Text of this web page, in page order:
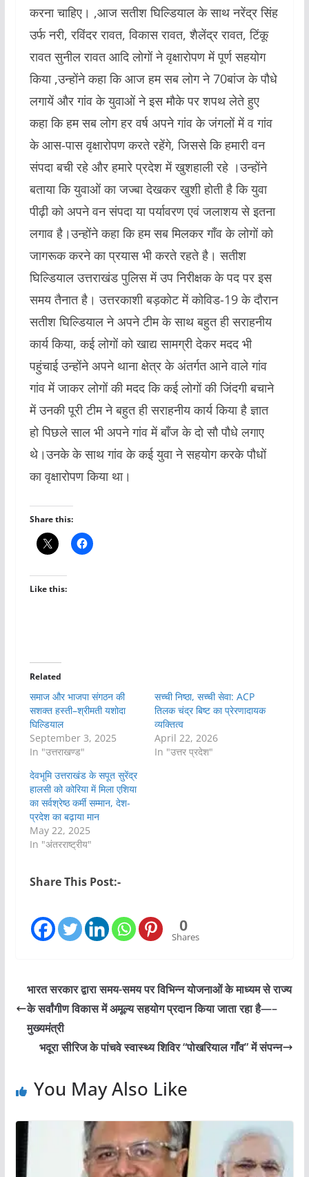
करना चाहिए। ,आज सतीश घिल्डियाल के साथ नरेंद्र सिंह
उर्फ नरी, रविंदर रावत, विकास रावत, शैलेंद्र रावत, टिंकू
रावत सुनील रावत आदि लोगों ने वृक्षारोपण में पूर्ण सहयोग
किया ,उन्होंने कहा कि आज हम सब लोग ने 70बांज के पौधे
लगायें और गांव के युवाओं ने इस मौके पर शपथ लेते हुए
कहा कि हम सब लोग हर वर्ष अपने गांव के जंगलों में व गांव
के आस-पास वृक्षारोपण करते रहेंगे, जिससे कि हमारी वन
संपदा बची रहे और हमारे प्रदेश में खुशहाली रहे ।उन्होंने
बताया कि युवाओं का जज्बा देखकर खुशी होती है कि युवा
पीढ़ी को अपने वन संपदा या पर्यावरण एवं जलाशय से इतना
लगाव है।उन्होंने कहा कि हम सब मिलकर गाँव के लोगों को
जागरूक करने का प्रयास भी करते रहते है। सतीश
घिल्डियाल उत्तराखंड पुलिस में उप निरीक्षक के पद पर इस
समय तैनात है। उत्तरकाशी बड़कोट में कोविड-19 के दौरान
सतीश घिल्डियाल ने अपने टीम के साथ बहुत ही सराहनीय
कार्य किया, कई लोगों को खाद्य सामग्री देकर मदद भी
पहुंचाई उन्होंने अपने थाना क्षेत्र के अंतर्गत आने वाले गांव
गांव में जाकर लोगों की मदद कि कई लोगों की जिंदगी बचाने
में उनकी पूरी टीम ने बहुत ही सराहनीय कार्य किया है ज्ञात
हो पिछले साल भी अपने गांव में बाँज के दो सौ पौधे लगाए
थे।उनके के साथ गांव के कई युवा ने सहयोग करके पौधों
का वृक्षारोपण किया था।
Share this:
Like this:
Related
समाज और भाजपा संगठन की
सशक्त हस्ती–श्रीमती यशोदा
घिल्डियाल
September 3, 2025
In "उत्तराखण्ड"
सच्ची निष्ठा, सच्ची सेवा: ACP
तिलक चंद्र बिष्ट का प्रेरणादायक
व्यक्तित्व
April 22, 2026
In "उत्तर प्रदेश"
देवभूमि उत्तराखंड के सपूत सुरेंद्र
हालसी को कोरिया में मिला एशिया
का सर्वश्रेष्ठ कर्मी सम्मान, देश-
प्रदेश का बढ़ाया मान
May 22, 2025
In "अंतरराष्ट्रीय"
Share This Post:-
0
Shares
भारत सरकार द्वारा समय-समय पर विभिन्न योजनाओं के माध्यम से राज्य
के सर्वांगीण विकास में अमूल्य सहयोग प्रदान किया जाता रहा है—–
मुख्यमंत्री
भदूरा सीरिज के पांचवे स्वास्थ्य शिविर “पोखरियाल गाँव” में संपन्न
You May Also Like